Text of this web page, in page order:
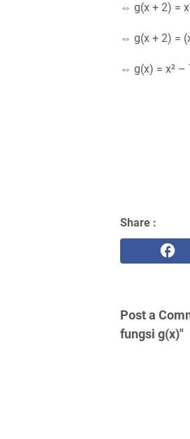
⇔ g(x + 2) =
⇔ g(x + 2) =
⇔ g(x) = x² –
Share :
Post a
fungsi g(x)"